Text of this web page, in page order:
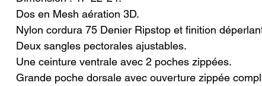
Dos en Mesh aération 3D.
Nylon cordura 75 Denier Ripstop et finition
Deux sangles pectorales ajustables.
Une ceinture ventrale avec 2 poches zippées.
Grande poche dorsale avec ouverture zippée